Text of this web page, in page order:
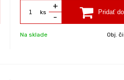
ks
+
-
Na sklade Obj.